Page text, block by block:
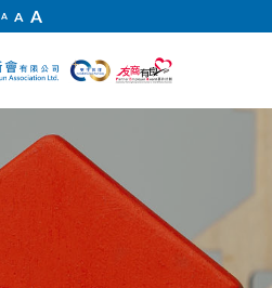
ADecrease
size.
AReset
size.
AIncrease
font
size.